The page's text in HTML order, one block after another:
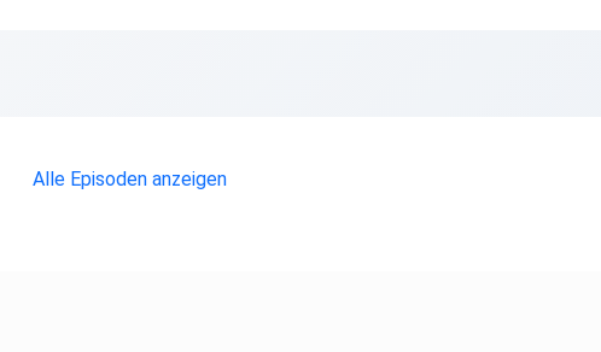
Alle Episoden anzeigen